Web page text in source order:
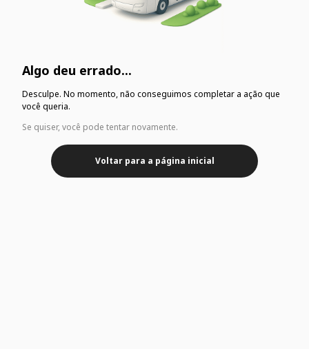
Algo deu errado...
Desculpe. No momento, não conseguimos completar a ação que
você queria.
Se quiser, você pode tentar novamente.
Voltar para a página inicial